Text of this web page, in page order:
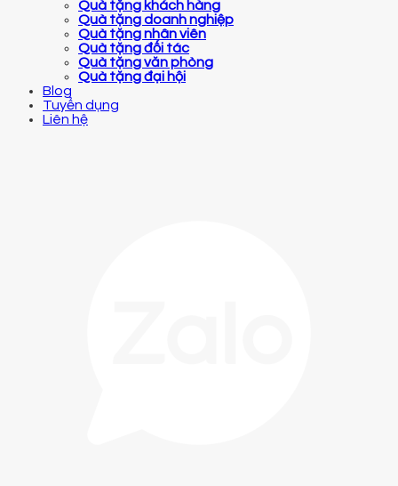
Quà tặng khách hàng
Quà tặng doanh nghiệp
Quà tặng nhân viên
Quà tặng đối tác
Quà tặng văn phòng
Quà tặng đại hội
Blog
Tuyển dụng
Liên hệ